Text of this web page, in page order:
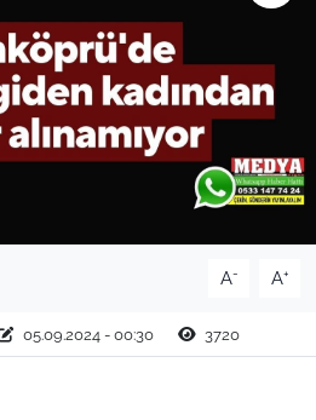
A- A+
05.09.2024 - 00:30 3720